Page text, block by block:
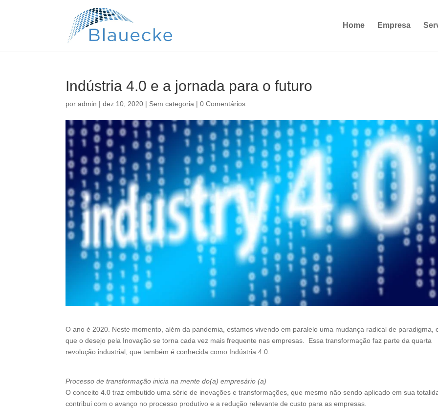
Home Empresa
Indústria 4.0 e a jornada para o futuro
poradmin |dez 10, 2020 | Sem categoria |0 Comentários
O ano é 2020. Neste momento, além da pandemia, estamos vivendo em paralelo uma mudança radical de paradigma,
que o desejo pela Inovação se torna cada vez mais frequente nas empresas. Essa transformação faz parte da quarta
revolução industrial, que também é conhecida como Indústria 4.0.
Processo de transformação inicia na mente do(a) empresário (a)
O conceito 4.0 traz embutido uma série de inovações e transformações, que mesmo não sendo aplicado em sua
contribui com o avanço no processo produtivo e a redução relevante de custo para as empresas.